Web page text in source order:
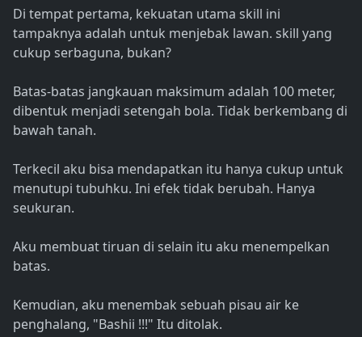
Di tempat pertama, kekuatan utama skill ini
tampaknya adalah untuk menjebak lawan. skill yang
cukup serbaguna, bukan?
Batas-batas jangkauan maksimum adalah 100 meter,
dibentuk menjadi setengah bola. Tidak berkembang di
bawah tanah.
Terkecil aku bisa mendapatkan itu hanya cukup untuk
menutupi tubuhku. Ini efek tidak berubah. Hanya
seukuran.
Aku membuat tiruan di selain itu aku menempelkan
batas.
Kemudian, aku menembak sebuah pisau air ke
penghalang, "Bashii !!!" Itu ditolak.